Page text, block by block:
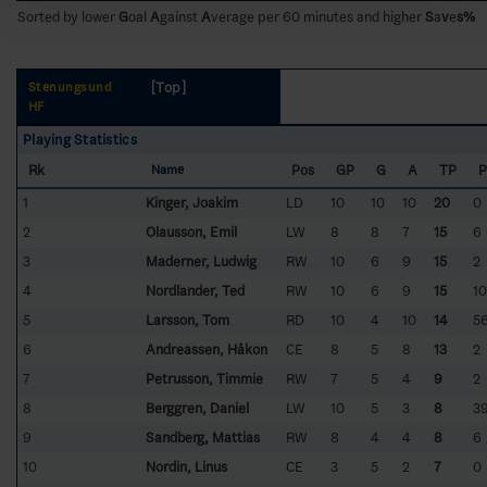
Sorted by lower Goal Against Average per 60 minutes and higher Saves%
Stenungsund
HF
[Top]
Playing Statistics
Rk
Name Pos GP G A TP
1
Kinger, Joakim LD 10 10 10 20
0
2
Olausson, Emil LW 8 8 7 15
6
3
Maderner, Ludwig RW 10 6 9 15
2
4
Nordlander, Ted RW 10 6 9 15
10
5
Larsson, Tom RD 10 4 10 14
6
Andreassen, Håkon CE 8 5 8 13
2
7
Petrusson, Timmie RW 7 5 4 9
2
8
Berggren, Daniel LW 10 5 3 8
9
Sandberg, Mattias RW 8 4 4 8
6
10
Nordin, Linus CE 3 5 2 7 0